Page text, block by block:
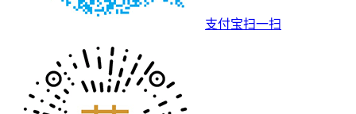
支付宝扫一扫